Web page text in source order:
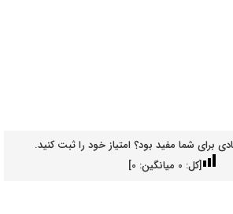
برای شما مفید بود؟ امتیاز خود را ثبت کنید.
[کل: 0میانگین: 0
]